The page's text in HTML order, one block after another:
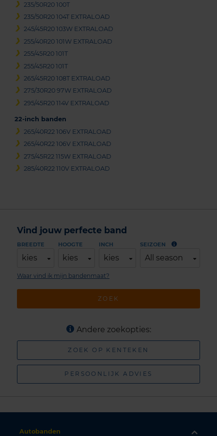
235/50R20 100T
235/50R20 104T EXTRALOAD
245/45R20 103W EXTRALOAD
255/40R20 101W EXTRALOAD
255/45R20 101T
255/45R20 101T
265/45R20 108T EXTRALOAD
275/30R20 97W EXTRALOAD
295/45R20 114V EXTRALOAD
22-inch banden
265/40R22 106V EXTRALOAD
265/40R22 106V EXTRALOAD
275/45R22 115W EXTRALOAD
285/40R22 110V EXTRALOAD
Vind jouw perfecte band
BREEDTE
kies
HOOGTE
kies
INCH
kies
SEIZOEN
All season
ZOEK
Waar vind ik mijn bandenmaat?
Andere zoekopties:
ZOEK OP KENTEKEN
PERSOONLIJK ADVIES
Autobanden